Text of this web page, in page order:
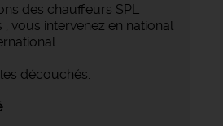
des chauffeurs SPL
, vous intervenez en national
découchés.